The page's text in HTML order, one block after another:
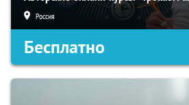
Россия
Бесплатно